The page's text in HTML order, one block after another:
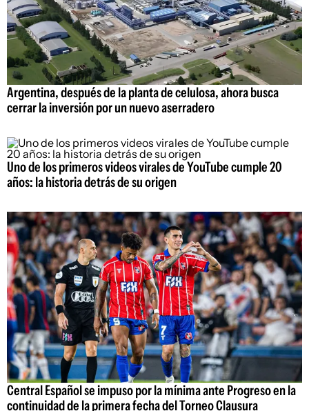
Argentina, después de la planta de celulosa, ahora busca
cerrar la inversión por un nuevo aserradero
Uno de los primeros videos virales de YouTube cumple 20
años: la historia detrás de su origen
Central Español se impuso por la mínima ante Progreso en la
continuidad de la primera fecha del Torneo Clausura